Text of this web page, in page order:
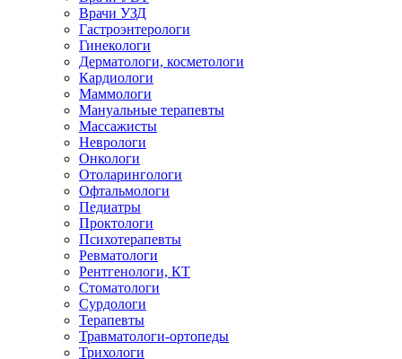
Врачи УЗД
Гастроэнтерологи
Гинекологи
Дерматологи, косметологи
Кардиологи
Маммологи
Мануальные терапевты
Массажисты
Неврологи
Онкологи
Отоларингологи
Офтальмологи
Педиатры
Проктологи
Психотерапевты
Ревматологи
Рентгенологи, КТ
Стоматологи
Сурдологи
Терапевты
Травматологи-ортопеды
Трихологи